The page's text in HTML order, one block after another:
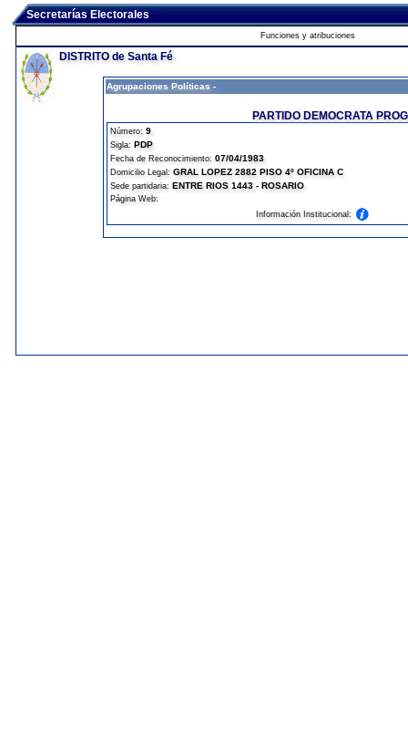
Secretarías Electorales
Funciones y atribuciones
DISTRITO de Santa Fé
Agrupaciones Políticas -
PARTIDO DEMOCRATA
Número: 9
Sigla: PDP
Fecha de Reconocimiento: 07/04/1983
Domicilio Legal: GRAL LOPEZ 2882 PISO 4º OFICINA C
Sede partidaria: ENTRE RIOS 1443 - ROSARIO
Página Web:
Información Institucional: